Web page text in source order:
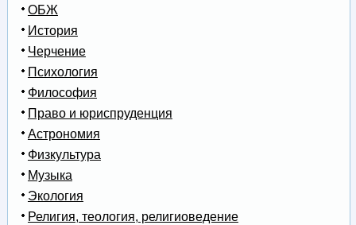
ОБЖ
История
Черчение
Психология
Философия
Право и юриспруденция
Астрономия
Физкультура
Музыка
Экология
Религия, теология, религиоведение